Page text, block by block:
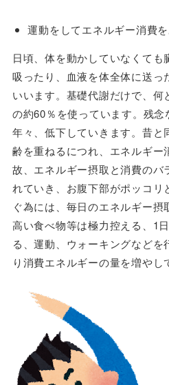
運動をしてエネルギー消費
日頃、体を動かしていなくて
吸ったり、血液を体全体に送っ
いいます。基礎代謝だけで、何
の約60％を使っています。残
年々、低下していきます。昔
齢を重ねるにつれ、エネルギー
故、エネルギー摂取と消費の
れていき、お腹下部がポッコ
ぐ為には、毎日のエネルギー
高い食べ物等は極力控える、1
る、運動、ウォーキングなどを
り消費エネルギーの量を増やし